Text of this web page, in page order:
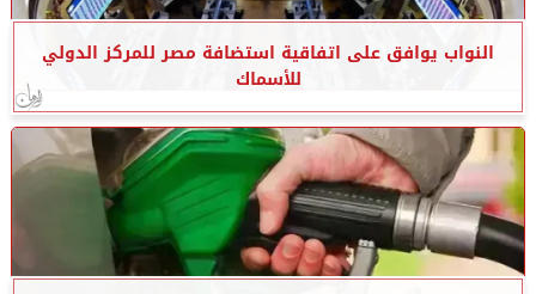
النواب يوافق على اتفاقية استضافة مصر للمركز الدولي
للأسماك